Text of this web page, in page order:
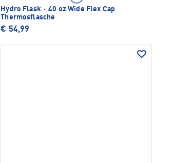
Hydro Flask · 40 oz Wide Flex Cap
Thermosflasche
€ 54,99